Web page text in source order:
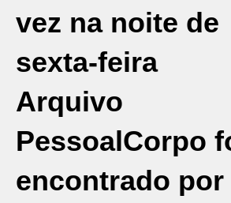
vez na noite de
sexta-feira
Arquivo
PessoalCorpo
encontrado por